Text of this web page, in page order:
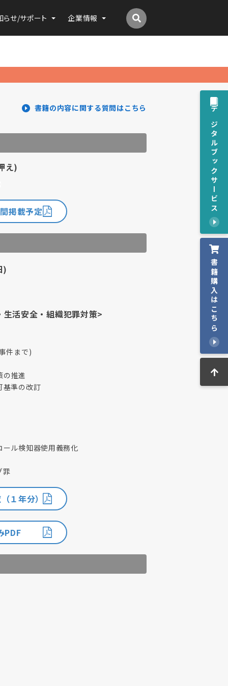
らせ/サポート 企業情報
デジタルブックサービス
書籍購入はこちら
書籍の内容に関する質問はこちら
え)
掲載予定
)
活安全・組織犯罪対策>
件まで)
の推進
基準の改訂
ル検知器使用義務化
罪
１年分）
PDF